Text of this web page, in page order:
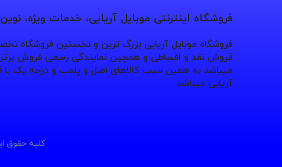
فروشگاه اینترنتی موبایل آریایی، خدمات ویژه،
فروشگاه موبایل آریایی بزرگ ترین و نخستین فروشگاه
فروش نقد و اقساطی و همچین نمایندگی رسمی فروش
میباشد به همین سبب کالاهای اصل و پلمب و درجه یک با
آریایی میباشد.
کلیه حقوق